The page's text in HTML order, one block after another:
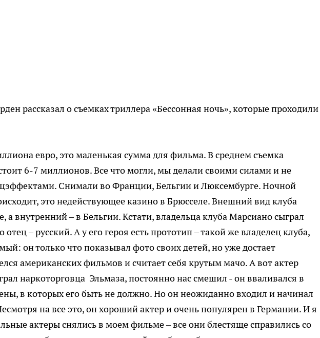
рассказал о съемках триллера «Бессонная ночь», которые проходили
евро, это маленькая сумма для фильма. В среднем съемка
6-7 миллионов. Все что могли, мы делали своими силами и не
Снимали во Франции, Бельгии и Люксембурге. Ночной
это недействующее казино в Брюсселе. Внешний вид клуба
а внутренний – в Бельгии. Кстати, владельца клуба Марсиано сыграл
отец – русский. А у его героя есть прототип – такой же владелец клуба,
он только что показывал фото своих детей, но уже достает
американских фильмов и считает себя крутым мачо. А вот актер
наркоторговца Эльмаза, постоянно нас смешил - он вваливался в
в которых его быть не должно. Но он неожиданно входил и начинал
на все это, он хороший актер и очень популярен в Германии. И я
актеры снялись в моем фильме – все они блестяще справились со